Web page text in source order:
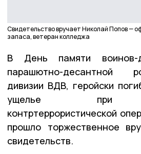
Свидетельство вручает Николай Попов —
запаса, ветеран колледжа
В День памяти воинов-
парашютно-десантной
дивизии ВДВ, геройски
ущелье при
контртеррористической
прошло торжественное
свидетельств.